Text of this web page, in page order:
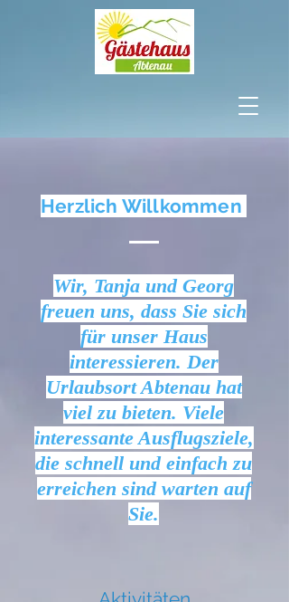
Herzlich Willkommen
Wir, Tanja und Georg
freuen uns, dass Sie sich
für unser Haus
interessieren. Der
Urlaubsort Abtenau hat
viel zu bieten. Viele
interessante Ausflugsziele,
die schnell und einfach zu
erreichen sind warten auf
Sie.